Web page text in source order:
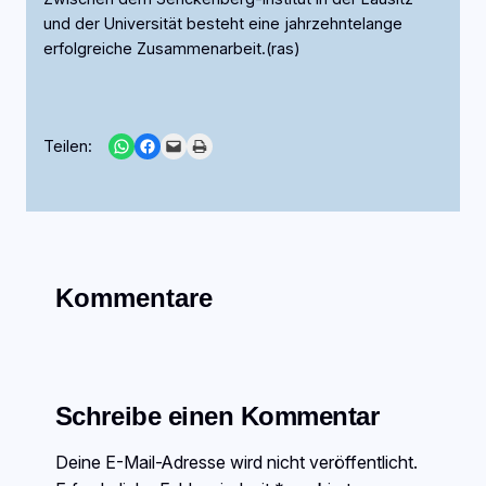
und der Universität besteht eine jahrzehntelange
erfolgreiche Zusammenarbeit.(ras)
Teilen: Share on WhatsApp
Share on Facebook
Email this PagePrint this Page
Kommentare
Schreibe einen Kommentar
Deine E-Mail-Adresse wird nicht veröffentlicht.